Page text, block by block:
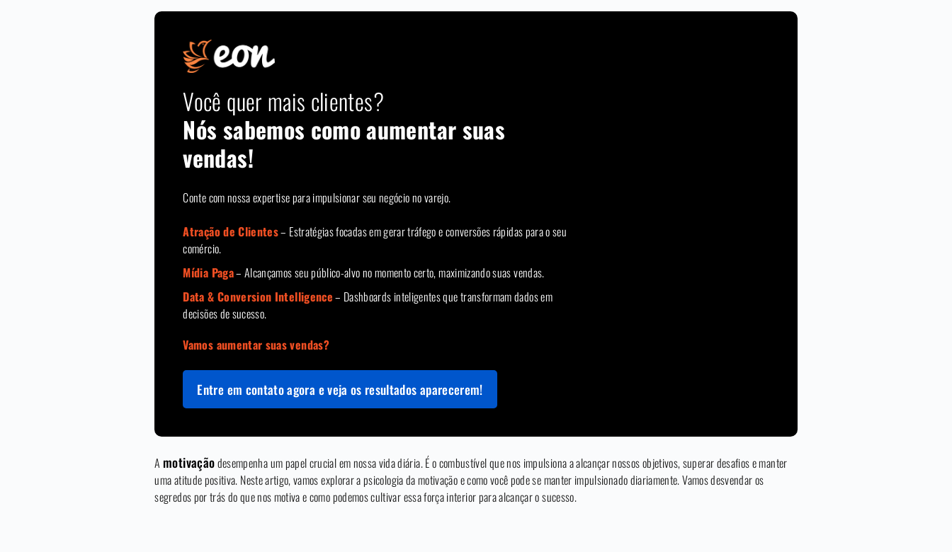
Você quer mais clientes?
Nós sabemos como aumentar suas
vendas!
Conte com nossa expertise para impulsionar seu negócio no varejo.
Atração de Clientes– Estratégias focadas em gerar tráfego e conversões rápidas para o seu
comércio.
Mídia Paga– Alcançamos seu público-alvo no momento certo, maximizando suas vendas.
Data & Conversion Intelligence– Dashboards inteligentes que transformam dados em
decisões de sucesso.
Vamos aumentar suas vendas?
Entre em contato agora e veja os resultados aparecerem!
A motivaçãodesempenha um papel crucial em nossa vida diária. É o combustível que nos impulsiona a alcançar nossos objetivos, superar desafios e manter
uma atitude positiva. Neste artigo, vamos explorar a psicologia da motivação e como você pode se manter impulsionado diariamente. Vamos desvendar os
segredos por trás do que nos motiva e como podemos cultivar essa força interior para alcançar o sucesso.